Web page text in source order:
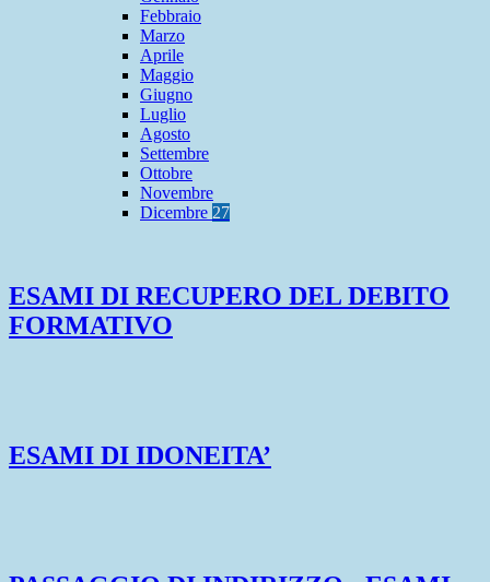
Febbraio
Marzo
Aprile
Maggio
Giugno
Luglio
Agosto
Settembre
Ottobre
Novembre
Dicembre 27
ESAMI DI RECUPERO DEL DEBITO
FORMATIVO
ESAMI DI IDONEITA’